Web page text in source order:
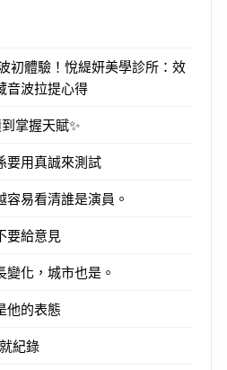
初體驗！悅緹妍美學診所：效
音波拉提心得
掌握天賦✨
要用真誠來測試
易看清誰是演員。
要給意見
變化，城市也是。
他的表態
紀錄